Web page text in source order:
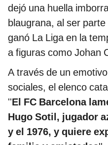
dejó una huella
blaugrana, al ser
ganó La Liga en la
a figuras como Johan
A través de un
sociales, el elenco
''El FC Barcelona
Hugo Sotil, jugador
y el 1976, y quiere